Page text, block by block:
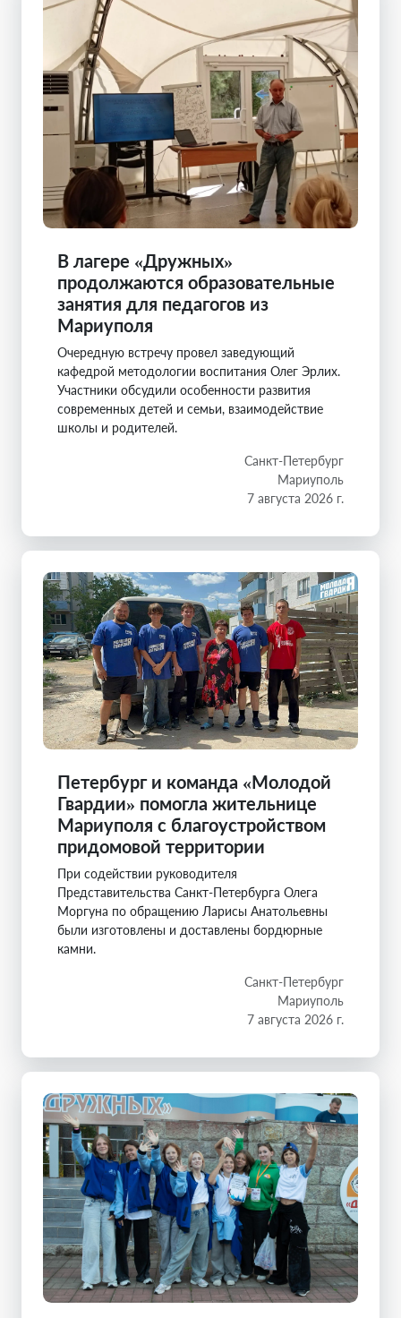
В лагере «Дружных»
продолжаются образовательные
занятия для педагогов из
Мариуполя
Очередную встречу провел заведующий
кафедрой методологии воспитания Олег Эрлих.
Участники обсудили особенности развития
современных детей и семьи, взаимодействие
школы и родителей.
Санкт-Петербург
Мариуполь
7 августа 2026 г.
Петербург и команда «Молодой
Гвардии» помогла жительнице
Мариуполя с благоустройством
придомовой территории
При содействии руководителя
Представительства Санкт-Петербурга Олега
Моргуна по обращению Ларисы Анатольевны
были изготовлены и доставлены бордюрные
камни.
Санкт-Петербург
Мариуполь
7 августа 2026 г.